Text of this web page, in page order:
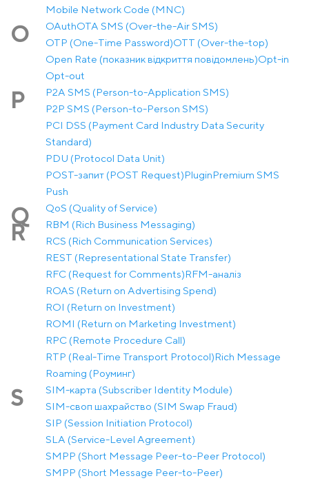
Mobile Network Code (MNC)
O OAuthOTA SMS (Over-the-Air SMS)
OTP (One-Time Password)OTT (Over-the-top)
Open Rate (показник відкриття повідомлень)Opt-in
Opt-out
P
P2A SMS (Person-to-Application SMS)
P2P SMS (Person-to-Person SMS)
PCI DSS (Payment Card Industry Data Security
Standard)
PDU (Protocol Data Unit)
POST-запит (POST Request)PluginPremium SMS
Push
Q QoS (Quality of Service)
R
RBM (Rich Business Messaging)
RCS (Rich Communication Services)
REST (Representational State Transfer)
RFC (Request for Comments)RFM-аналіз
ROAS (Return on Advertising Spend)
ROI (Return on Investment)
ROMI (Return on Marketing Investment)
RPC (Remote Procedure Call)
RTP (Real-Time Transport Protocol)Rich Message
Roaming (Роуминг)
S
SIM-карта (Subscriber Identity Module)
SIM-своп шахрайство (SIM Swap Fraud)
SIP (Session Initiation Protocol)
SLA (Service-Level Agreement)
SMPP (Short Message Peer-to-Peer Protocol)
SMPP (Short Message Peer-to-Peer)